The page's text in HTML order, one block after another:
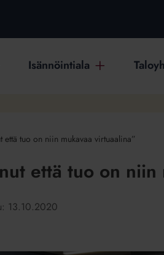
Isännöintiala
että tuo on niin mukavaa virtuaalina”
että tuo on
13.10.2020